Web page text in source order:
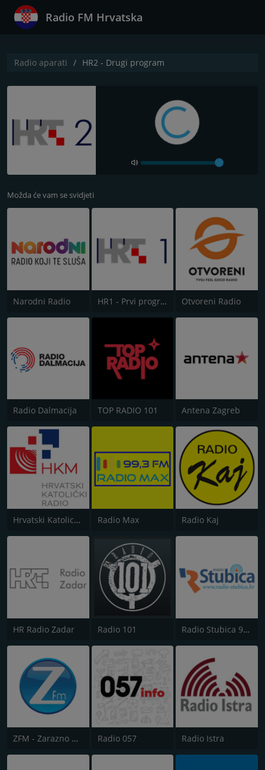
Radio FM Hrvatska
Radio aparati HR2 - Drugi program
Možda će vam se svidjeti
Narodni Radio HR1 - Prvi program Otvoreni Radio
Radio Dalmacija TOP RADIO 101 Antena Zagreb
Hrvatski Katolicki Radio Radio Max Radio Kaj
HR Radio Zadar Radio 101 Radio Stubica 95.6 FM
ZFM - Zarazno Dobar Radio Radio 057 Radio Istra